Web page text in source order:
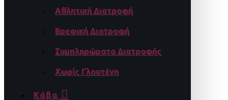
Αθλητική Διατροφή
Βρεφική Διατροφή
Συμπληρώματα Διατροφής
Χωρίς Γλουτένη
Κάβα